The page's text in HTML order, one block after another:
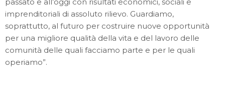
imprenditoriali di assoluto rilievo. Guardiamo,
soprattutto, al futuro per costruire nuove opportunità
per una migliore qualità della vita e del lavoro delle
comunità delle quali facciamo parte e per le quali
operiamo”.